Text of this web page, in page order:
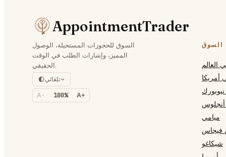
AppointmentTrader
السوق للحجوزات المستحيلة، الوصول
المميز، وإشارات الطلب في الوقت
الحقيقي.
تلقائي
A- 100% A+
السوق
العالم
أمريكا
نيويورك
ميامي
فيجاس
شيكاغو